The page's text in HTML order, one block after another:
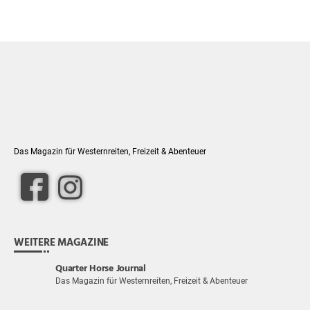
Das Magazin für Westernreiten, Freizeit & Abenteuer
WEITERE MAGAZINE
Quarter Horse Journal
Das Magazin für Westernreiten, Freizeit & Abenteuer